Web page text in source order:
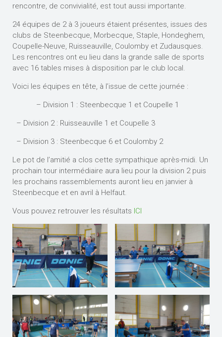
rencontre, de convivialité, est tout aussi importante.
24 équipes de 2 à 3 joueurs étaient présentes, issues des
clubs de Steenbecque, Morbecque, Staple, Hondeghem,
Coupelle-Neuve, Ruisseauville, Coulomby et Zudausques.
Les rencontres ont eu lieu dans la grande salle de sports
avec 16 tables mises à disposition par le club local.
Voici les équipes en tête, à l’issue de cette journée :
– Division 1 : Steenbecque 1 et Coupelle 1
– Division 2 : Ruisseauville 1 et Coupelle 3
– Division 3 : Steenbecque 6 et Coulomby 2
Le pot de l’amitié a clos cette sympathique après-midi. Un
prochain tour intermédiaire aura lieu pour la division 2 puis
les prochains rassemblements auront lieu en janvier à
Steenbecque et en avril à Helfaut.
Vous pouvez retrouver les résultats ICI